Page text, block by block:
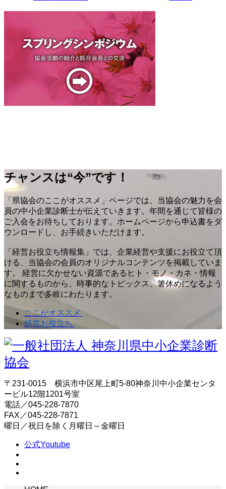
チャンスは“今”です！
「県協会のここがオススメ」ページでは、当協会の魅力を会
員の中小企業診断士が伝えていきます。年間を通じて皆様の
ご入会をお待ちしております。ホームページから申込書をダ
ウンロードし、お手続きいただけます。
「経営お役立ち情報集」では、企業経営や支援にお役立て頂
ける、当協会の会員のオリジナルコンテンツを掲載していま
す。 経営に欠かせない資源であるヒト・モノ・カネ・情報
に関するものから、時事的なトピックス、箸休めになるよう
なものまで多岐にわたります。
ここがオススメ
経営お役立ち
〒231-0015 横浜市中区尾上町5-80神奈川中小企業センタ
ービル12階1201号室
電話／045-228-7870
FAX／045-228-7871
曜日／祝日を除く月曜日～金曜日
公式Youtube